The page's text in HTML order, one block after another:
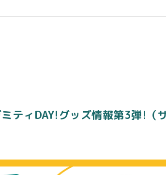
ティDAY!グッズ情報第3弾!（